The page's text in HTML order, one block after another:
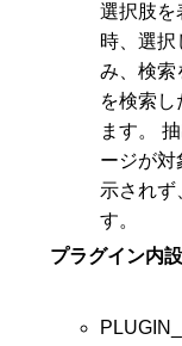
選択肢を
時、選択
み、検索
を検索
ます。
ージが対
示されず
す。
プラグイン内